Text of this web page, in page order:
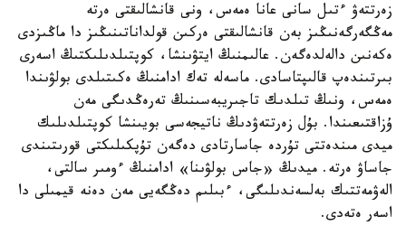
زەرتتەۋ ءتىل سانى عانا ەمەس، ونى قانشالىقتى ەرتە
مەڭگەرگەنىڭىز بەن قانشالىقتى ەركىن قولداناتىنىڭىز دا ماڭىزدى
ەكەنىن دالەلدەگەن. عالىمنىڭ ايتۋىنشا، كوپتىلدىلىكتىڭ اسەرى
بىرتىندەپ قالىپتاسادى. ماسەلە تەك ادامنىڭ ەكىتىلدى بولۋىندا
ەمەس، ونىڭ تىلدىك تاجىريبەسىنىڭ تەرەڭدىگى مەن
ۇزاقتىعىندا. بۇل زەرتتەۋدىڭ ناتيجەسى بويىنشا كوپتىلدىلىك
ميدى مىندەتتى تۇردە جاسارتادى دەگەن تۇپكىلىكتى قورىتىندى
جاساۋ ەرتە. ميدىڭ «جاس بولۋىنا» ادامنىڭ ءومىر سالتى،
الەۋمەتتىك بەلسەندىلىگى، ءبىلىم دەڭگەيى مەن دەنە قيمىلى دا
اسەر ەتەدى.